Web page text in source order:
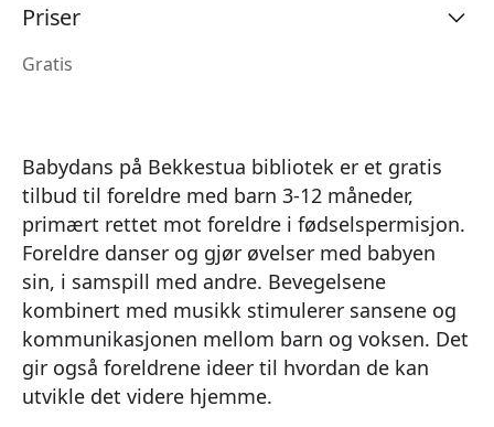
Priser
Gratis
Babydans på Bekkestua bibliotek er et gratis
tilbud til foreldre med barn 3-12 måneder,
primært rettet mot foreldre i fødselspermisjon.
Foreldre danser og gjør øvelser med babyen
sin, i samspill med andre. Bevegelsene
kombinert med musikk stimulerer sansene og
kommunikasjonen mellom barn og voksen. Det
gir også foreldrene ideer til hvordan de kan
utvikle det videre hjemme.